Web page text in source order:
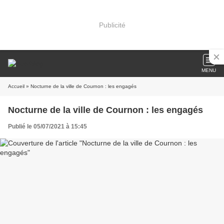
Publicité
MENU
Accueil » Nocturne de la ville de Cournon : les engagés
Nocturne de la ville de Cournon : les engagés
Publié le 05/07/2021 à 15:45